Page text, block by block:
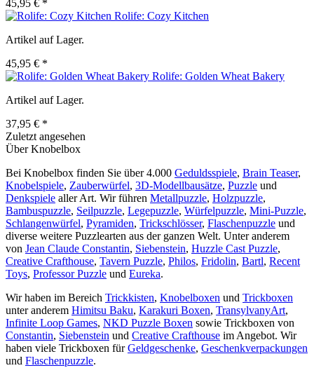
45,95 € *
Rolife: Cozy Kitchen
Artikel auf Lager.
45,95 € *
Rolife: Golden Wheat Bakery
Artikel auf Lager.
37,95 € *
Zuletzt angesehen
Über Knobelbox
Bei Knobelbox finden Sie über 4.000 Geduldsspiele, Brain Teaser,
Knobelspiele, Zauberwürfel, 3D-Modellbausätze, Puzzle und
Denkspiele aller Art. Wir führen Metallpuzzle, Holzpuzzle,
Bambuspuzzle, Seilpuzzle, Legepuzzle, Würfelpuzzle, Mini-Puzzle,
Schlangenwürfel, Pyramiden, Trickschlösser, Flaschenpuzzle und
diverse weitere Puzzlearten aus der ganzen Welt. Unter anderem
von Jean Claude Constantin, Siebenstein, Huzzle Cast Puzzle,
Creative Crafthouse, Tavern Puzzle, Philos, Fridolin, Bartl, Recent
Toys, Professor Puzzle und Eureka.
Wir haben im Bereich Trickkisten, Knobelboxen und Trickboxen
unter anderem Himitsu Baku, Karakuri Boxen, TransylvanyArt,
Infinite Loop Games, NKD Puzzle Boxen sowie Trickboxen von
Constantin, Siebenstein und Creative Crafthouse im Angebot. Wir
haben viele Trickboxen fürGeldgeschenke, Geschenkverpackungen
und Flaschenpuzzle.